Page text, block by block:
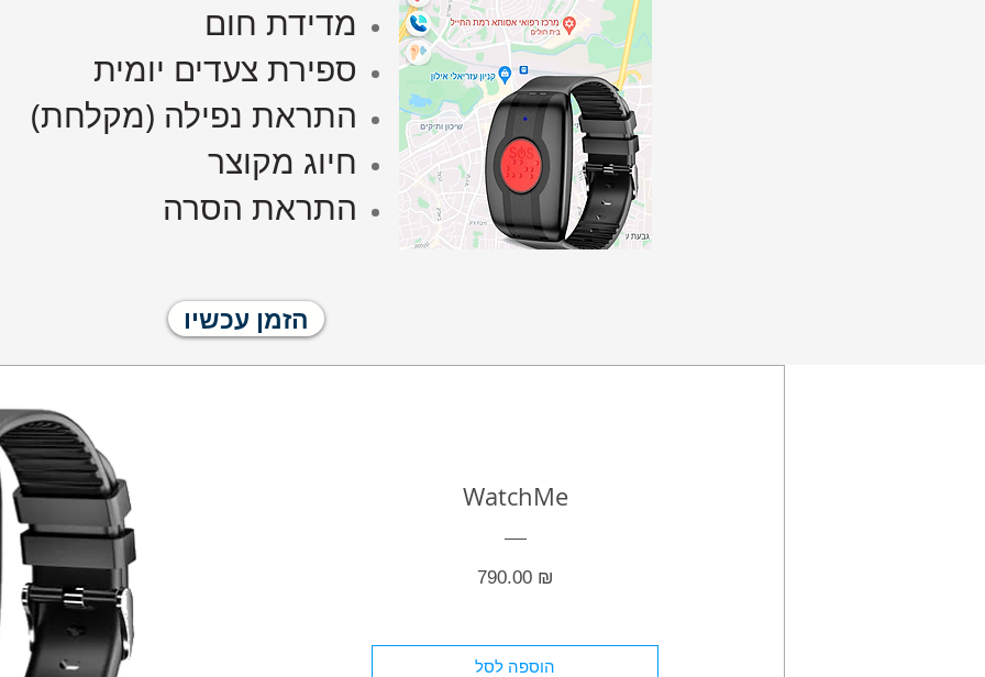
מדידת חום
ספירת צעדים יומית
התראת נפילה (מקלחת)
חיוג מקוצר
התראת הסרה
הזמן עכשיו
WatchMe
790.00 ₪
הוספה לסל